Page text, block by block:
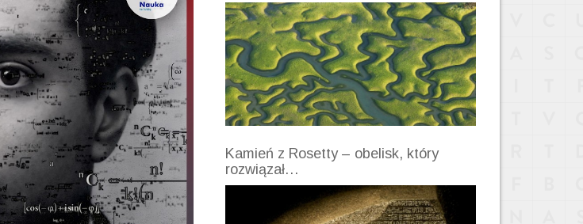
Kamień z Rosetty – obelisk, który
rozwiązał…